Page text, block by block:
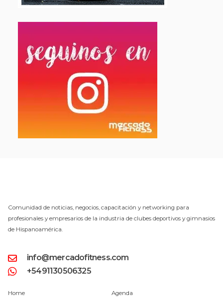
Comunidad de noticias, negocios, capacitación y networking para
profesionales y empresarios de la industria de clubes deportivos y gimnasios
de Hispanoamérica.
info@mercadofitness.com
+5491130506325
Home Agenda